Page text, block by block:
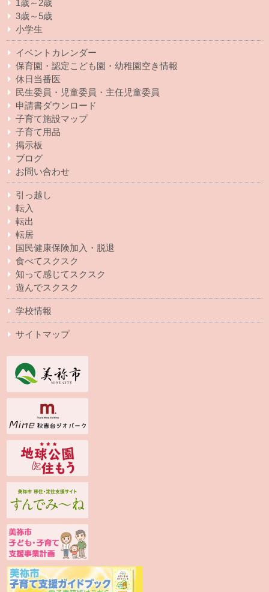
1歳～2歳
3歳～5歳
小学生
イベントカレンダー
保育園・認定こども園・幼稚園空き情報
休日当番医
民生委員・児童委員・主任児童委員
申請書ダウンロード
子育て施設マップ
子育て用品
掲示板
ブログ
お問い合わせ
引っ越し
転入
転出
転居
国民健康保険加入・脱退
食べてスクスク
知って感じてスクスク
遊んでスクスク
学校情報
サイトマップ